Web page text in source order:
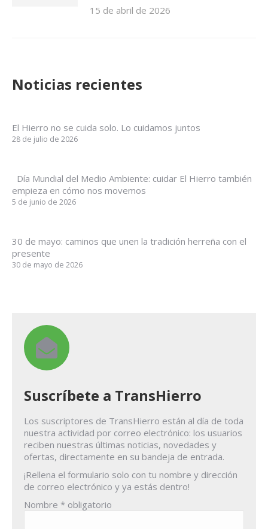
15 de abril de 2026
Noticias recientes
El Hierro no se cuida solo. Lo cuidamos juntos
28 de julio de 2026
Día Mundial del Medio Ambiente: cuidar El Hierro también
empieza en cómo nos movemos
5 de junio de 2026
30 de mayo: caminos que unen la tradición herreña con el
presente
30 de mayo de 2026
Suscríbete a TransHierro
Los suscriptores de TransHierro están al día de toda
nuestra actividad por correo electrónico: los usuarios
reciben nuestras últimas noticias, novedades y
ofertas, directamente en su bandeja de entrada.
¡Rellena el formulario solo con tu nombre y dirección
de correo electrónico y ya estás dentro!
Nombre * obligatorio